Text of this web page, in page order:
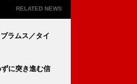
RELATED NEWS
ラムス／タイ
に突き進む信